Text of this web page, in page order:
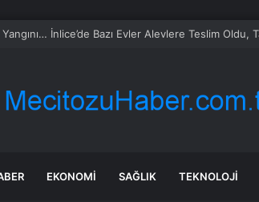
arasındaki gizli aşk sosyal medya
EKONOMI SAĞLIK TEKNOLOJI